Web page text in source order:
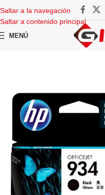
Saltar a la navegación
Saltar a contenido principal
MENÚ